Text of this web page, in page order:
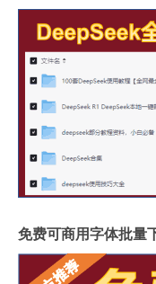
免费可商用字体批量